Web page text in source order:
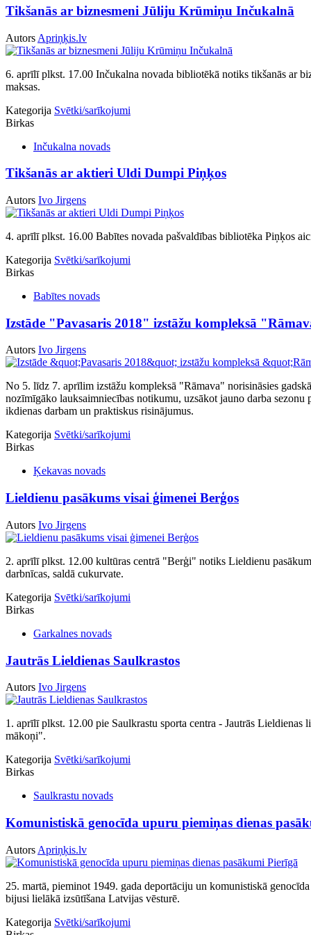
Tikšanās ar biznesmeni Jūliju Krūmiņu Inčukalnā
Autors Apriņķis.lv
6. aprīlī plkst. 17.00 Inčukalna novada bibliotēkā notiks tikšanās ar
maksas.
Kategorija Svētki/sarīkojumi
Birkas
Inčukalna novads
Tikšanās ar aktieri Uldi Dumpi Piņķos
Autors Ivo Jirgens
4. aprīlī plkst. 16.00 Babītes novada pašvaldības bibliotēka Piņķos
Kategorija Svētki/sarīkojumi
Birkas
Babītes novads
Izstāde "Pavasaris 2018" izstāžu kompleksā
Autors Ivo Jirgens
No 5. līdz 7. aprīlim izstāžu kompleksā "Rāmava" norisināsies
nozīmīgāko lauksaimniecības notikumu, uzsākot jauno darba sezonu
ikdienas darbam un praktiskus risinājumus.
Kategorija Svētki/sarīkojumi
Birkas
Ķekavas novads
Lieldienu pasākums visai ģimenei Berģos
Autors Ivo Jirgens
2. aprīlī plkst. 12.00 kultūras centrā "Berģi" notiks Lieldienu
darbnīcas, saldā cukurvate.
Kategorija Svētki/sarīkojumi
Birkas
Garkalnes novads
Jautrās Lieldienas Saulkrastos
Autors Ivo Jirgens
1. aprīlī plkst. 12.00 pie Saulkrastu sporta centra - Jautrās
mākoņi".
Kategorija Svētki/sarīkojumi
Birkas
Saulkrastu novads
Komunistiskā genocīda upuru piemiņas dienas
Autors Apriņķis.lv
25. martā, pieminot 1949. gada deportāciju un komunistiskā
bijusi lielākā izsūtīšana Latvijas vēsturē.
Kategorija Svētki/sarīkojumi